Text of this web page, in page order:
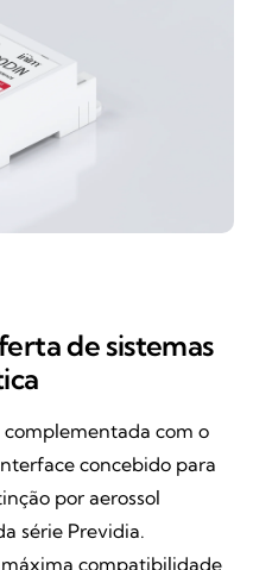
de sistemas
com o
concebido para
por aerossol
série Previdia.
compatibilidade